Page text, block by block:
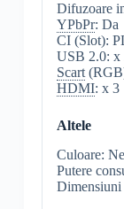
Difuzoare
YPbPr: Da
CI (Slot):
USB 2.0: x
Scart
HDMI: x 3
Altele
Culoare:
Putere
Dimensiuni